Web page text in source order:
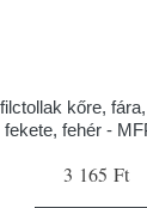
kőre,
fekete, fehér -
3 165 Ft